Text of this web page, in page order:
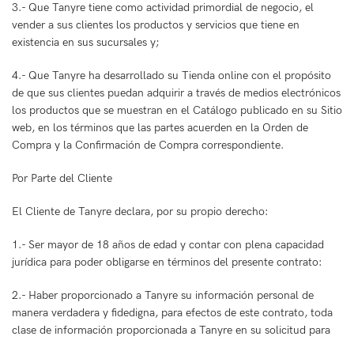
3.- Que Tanyre tiene como actividad primordial de negocio, el
vender a sus clientes los productos y servicios que tiene en
existencia en sus sucursales y;
4.- Que Tanyre ha desarrollado su Tienda online con el propósito
de que sus clientes puedan adquirir a través de medios electrónicos
los productos que se muestran en el Catálogo publicado en su Sitio
web, en los términos que las partes acuerden en la Orden de
Compra y la Confirmación de Compra correspondiente.
Por Parte del Cliente
El Cliente de Tanyre declara, por su propio derecho:
1.- Ser mayor de 18 años de edad y contar con plena capacidad
jurídica para poder obligarse en términos del presente contrato:
2.- Haber proporcionado a Tanyre su información personal de
manera verdadera y fidedigna, para efectos de este contrato, toda
clase de información proporcionada a Tanyre en su solicitud para